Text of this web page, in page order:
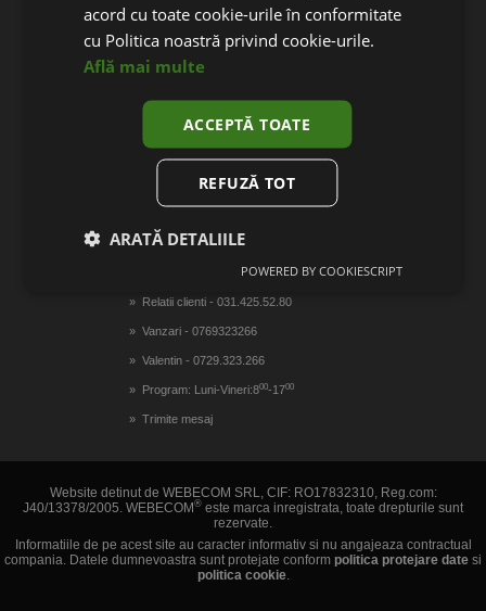
CREARE MAGAZIN ONLINE
Creare magazin online
Publicitate magazin online
Gazduire magazin online
Realizare magazin online
Relatii clienti - 031.425.52.80
Vanzari - 0769323266
Valentin - 0729.323.266
Program: Luni-Vineri:800-1700
Trimite mesaj
Website detinut de WEBECOM SRL, CIF: RO17832310, Reg.com:
J40/13378/2005. WEBECOM® este marca inregistrata, toate drepturile sunt
rezervate.
Informatiile de pe acest site au caracter informativ si nu angajeaza contractual
compania. Datele dumnevoastra sunt protejate conform politica protejare date si
politica cookie.
acord cu toate cookie-urile în conformitate
cu Politica noastră privind cookie-urile.
Află mai multe
ACCEPTĂ TOATE
REFUZĂ TOT
ARATĂ DETALIILE
POWERED BY COOKIESCRIPT